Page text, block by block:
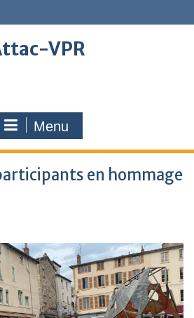
VPR
Menu
en hommage